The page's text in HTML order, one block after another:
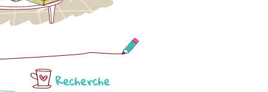
Recherche